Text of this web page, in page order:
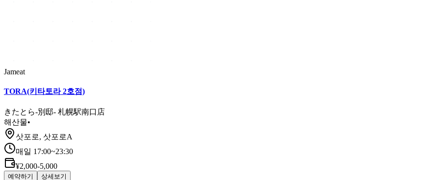
Jameat
TORA(키타토라 2호점)
きたとら-別邸- 札幌駅南口店
해산물•
삿포로, 삿포로A
매일 17:00~23:30
¥2,000-5,000
예약하기 상세보기